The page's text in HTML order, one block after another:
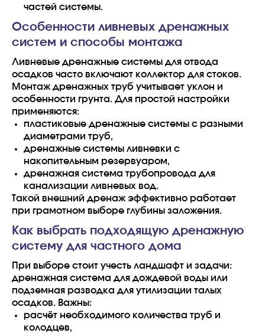
частей системы.
Особенности ливневых дренажных
систем и способы монтажа
Ливневые дренажные системы для отвода
осадков часто включают коллектор для стоков.
Монтаж дренажных труб учитывает уклон и
особенности грунта. Для простой настройки
применяются:
пластиковые дренажные системы с разными
диаметрами труб,
дренажные системы ливневки с
накопительным резервуаром,
дренажная система трубопровода для
канализации ливневых вод.
Такой внешний дренаж эффективно работает
при грамотном выборе глубины заложения.
Как выбрать подходящую дренажную
систему для частного дома
При выборе стоит учесть ландшафт и задачи:
дренажная система для дождевой воды или
подземная разводка для утилизации талых
осадков. Важны:
расчёт необходимого количества труб и
колодцев,